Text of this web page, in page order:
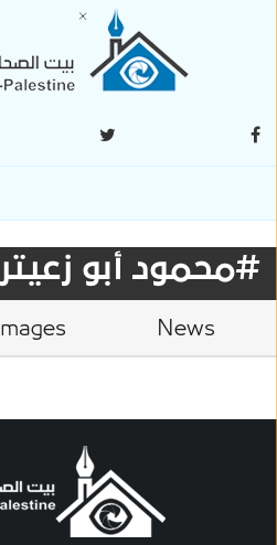
#محمود أبو زعيتر
News
Images